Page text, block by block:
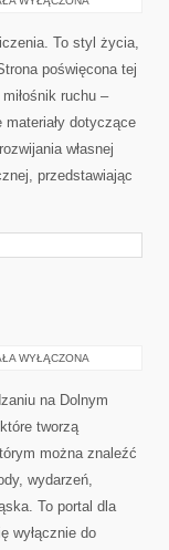
To styl życia,
poświęcona tej
ruchu –
dotyczące
własnej
przedstawiając
WYŁĄCZONA
na Dolnym
tworzą
można znaleźć
wydarzeń,
To portal dla
wyłącznie do